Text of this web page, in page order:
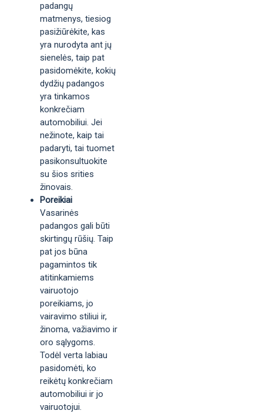
padangų
matmenys, tiesiog
pasižiūrėkite, kas
yra nurodyta ant jų
sienelės, taip pat
pasidomėkite, kokių
dydžių padangos
yra tinkamos
konkrečiam
automobiliui. Jei
nežinote, kaip tai
padaryti, tai tuomet
pasikonsultuokite
su šios srities
žinovais.
Poreikiai
Vasarinės
padangos gali būti
skirtingų rūšių. Taip
pat jos būna
pagamintos tik
atitinkamiems
vairuotojo
poreikiams, jo
vairavimo stiliui ir,
žinoma, važiavimo ir
oro sąlygoms.
Todėl verta labiau
pasidomėti, ko
reikėtų konkrečiam
automobiliui ir jo
vairuotojui.